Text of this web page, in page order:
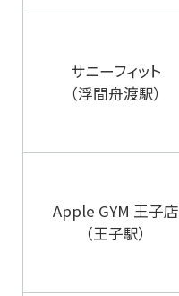
サニーフィット
（浮間舟渡駅）
Apple GYM 王子店
（王子駅）